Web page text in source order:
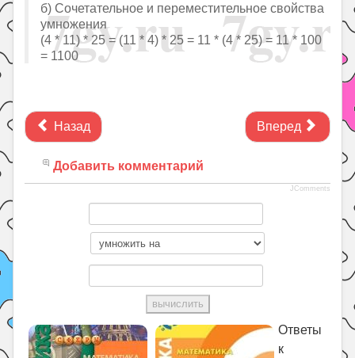
б) Сочетательное и переместительное свойства
умножения
(4 * 11) * 25 = (11 * 4) * 25 = 11 * (4 * 25) = 11 * 100
= 1100
Назад Вперед
Добавить комментарий
JComments
Ответы
к